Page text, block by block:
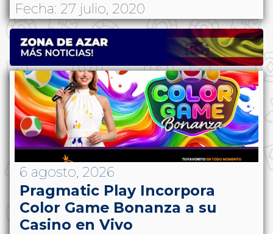
Fecha: 27 julio, 2020
6 agosto, 2026
Pragmatic Play Incorpora
Color Game Bonanza a su
Casino en Vivo